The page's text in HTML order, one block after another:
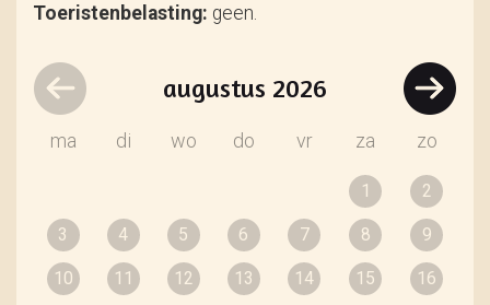
Toeristenbelasting: geen.
augustus 2026
ma di wo do vr za zo
1 2
3 4 5 6 7 8 9
10 11 12 13 14 15 16